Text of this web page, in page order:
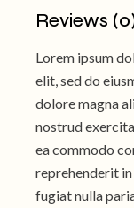
Reviews
Lorem ipsum
elit, sed do
dolore magna
nostrud
ea commodo
reprehenderit
fugiat nulla